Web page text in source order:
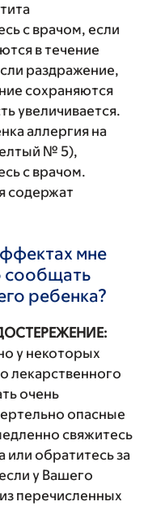
с врачом, если
в течение
раздражение,
сохраняются
увеличивается.
аллергия на
№ 5),
с врачом.
содержат
мне
сообщать
ребенка?
у некоторых
лекарственного
очень
опасные
свяжитесь
или обратитесь за
у Вашего
перечисленных